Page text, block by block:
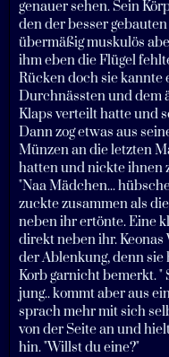
genauer sehen. Sein
den der besser
übermäßig muskulös
ihm eben die Flügel
Rücken doch sie kannte
Durchnässten und dem
Klaps verteilt hatte und
Dann zog etwas aus
Münzen an die letzten
hatten und nickte ihnen
"Naa Mädchen...
zuckte zusammen als
neben ihr ertönte. Eine
direkt neben ihr.
der Ablenkung, denn
Korb garnicht bemerkt. "
jung.. kommt aber aus
sprach mehr mit sich
von der Seite an und
hin. "Willst du eine?"